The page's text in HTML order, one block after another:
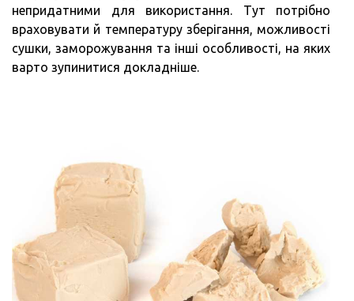
непридатними для використання. Тут потрібно
враховувати й температуру зберігання, можливості
сушки, заморожування та інші особливості, на яких
варто зупинитися докладніше.